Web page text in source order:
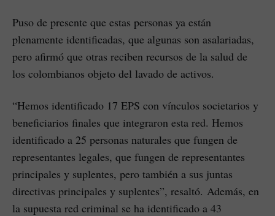
Puso de presente que estas personas ya están
plenamente identificadas, que algunas son asalariadas,
pero afirmó que otras reciben recursos de la salud de
los colombianos objeto del lavado de activos.
“Hemos identificado 17 EPS con vínculos societarios y
beneficiarios finales que integraron esta red. Hemos
identificado a 25 personas naturales que fungen de
representantes legales, que fungen de representantes
principales y suplentes, pero también a sus juntas
directivas principales y suplentes”, resaltó. Además, en
la supuesta red criminal se ha identificado a 43